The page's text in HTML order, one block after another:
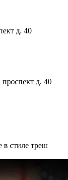
д. 40
д. 40
в стиле треш